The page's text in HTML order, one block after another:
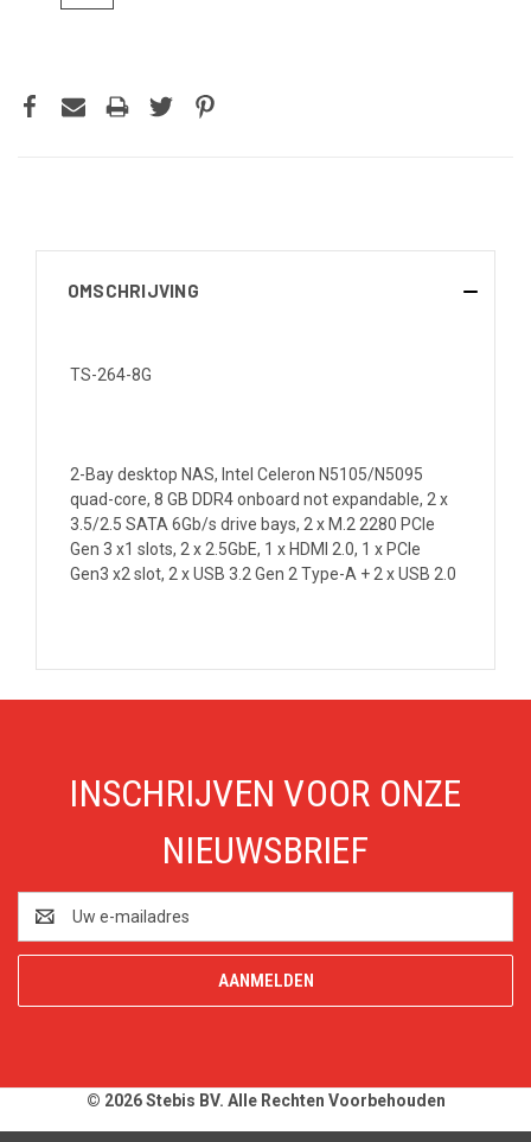
OMSCHRIJVING
TS-264-8G
2-Bay desktop NAS, Intel Celeron N5105/N5095
quad-core, 8 GB DDR4 onboard not expandable, 2 x
3.5/2.5 SATA 6Gb/s drive bays, 2 x M.2 2280 PCIe
Gen 3 x1 slots, 2 x 2.5GbE, 1 x HDMI 2.0, 1 x PCIe
Gen3 x2 slot, 2 x USB 3.2 Gen 2 Type-A + 2 x USB 2.0
INSCHRIJVEN VOOR ONZE
NIEUWSBRIEF
mailadres
© 2026 Stebis BV. Alle Rechten Voorbehouden